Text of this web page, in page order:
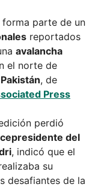
forma parte de un
reportados
avalancha
el norte de
, de
Press
perdió
del
, indicó que el
su
desafiantes de la